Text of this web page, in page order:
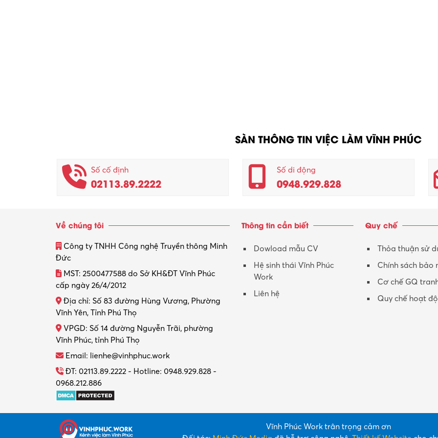
SÀN THÔNG TIN VIỆC LÀM VĨNH PHÚC
Số cố định
02113.89.2222
Số di động
0948.929.828
Về chúng tôi
Công ty TNHH Công nghệ Truyền thông Minh
Đức
MST: 2500477588 do Sở KH&ĐT Vĩnh Phúc
cấp ngày 26/4/2012
Địa chỉ: Số 83 đường Hùng Vương, Phường
Vĩnh Yên, Tỉnh Phú Thọ
VPGD: Số 14 đường Nguyễn Trãi, phường
Vĩnh Phúc, tỉnh Phú Thọ
Email: lienhe@vinhphuc.work
ĐT: 02113.89.2222 - Hotline: 0948.929.828 -
0968.212.886
Thông tin cần biết
Dowload mẫu CV
Hệ sinh thái Vĩnh Phúc
Work
Liên hệ
Quy chế
Thỏa thuận sử
Chính sách bảo
Cơ chế GQ
Quy chế hoạt
Vĩnh Phúc Work trân trọng cảm ơn